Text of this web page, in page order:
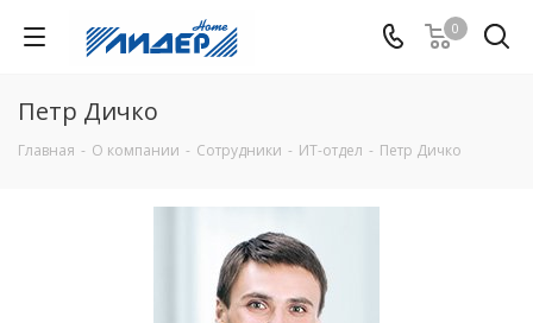
0
Петр Дичко
Главная - О компании - Сотрудники - ИТ-отдел - Петр Дичко